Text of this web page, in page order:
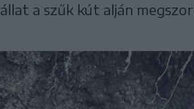
a szűk kút alján